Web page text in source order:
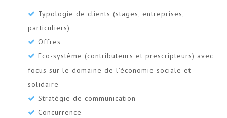
Typologie de clients (stages, entreprises,
particuliers)
Offres
Eco-système (contributeurs et prescripteurs) avec
focus sur le domaine de l’économie sociale et
solidaire
Stratégie de communication
Concurrence